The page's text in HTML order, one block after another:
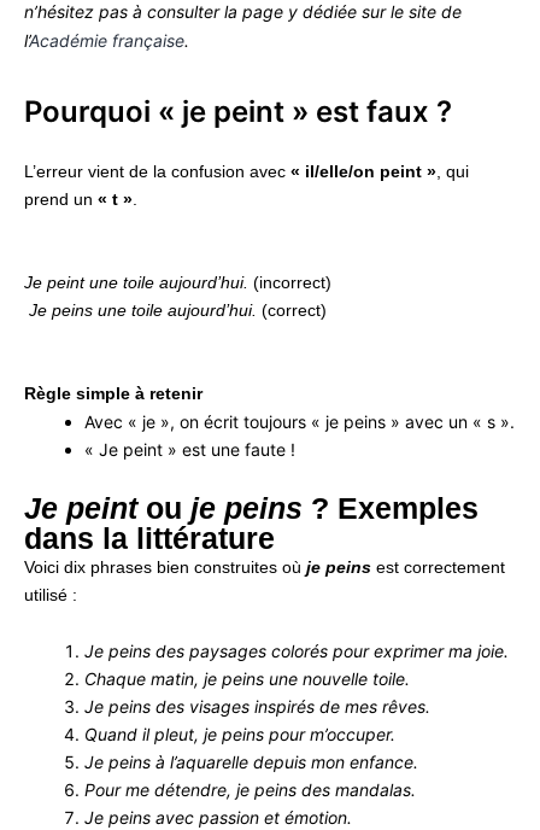
n’hésitez pas à consulter la page y dédiée sur le site de
l’Académie française.
Pourquoi « je peint » est faux ?
L’erreur vient de la confusion avec « il/elle/on peint », qui
prend un « t ».
Je peint une toile aujourd’hui. (incorrect)
Je peins une toile aujourd’hui. (correct)
Règle simple à retenir
Avec « je », on écrit toujours « je peins » avec un « s ».
« Je peint » est une faute !
Je peintou je peins ? Exemples
dans la littérature
Voici dix phrases bien construites où je peins est correctement
utilisé :
Je peins des paysages colorés pour exprimer ma joie.
Chaque matin, je peins une nouvelle toile.
Je peins des visages inspirés de mes rêves.
Quand il pleut, je peins pour m’occuper.
Je peins à l’aquarelle depuis mon enfance.
Pour me détendre, je peins des mandalas.
Je peins avec passion et émotion.